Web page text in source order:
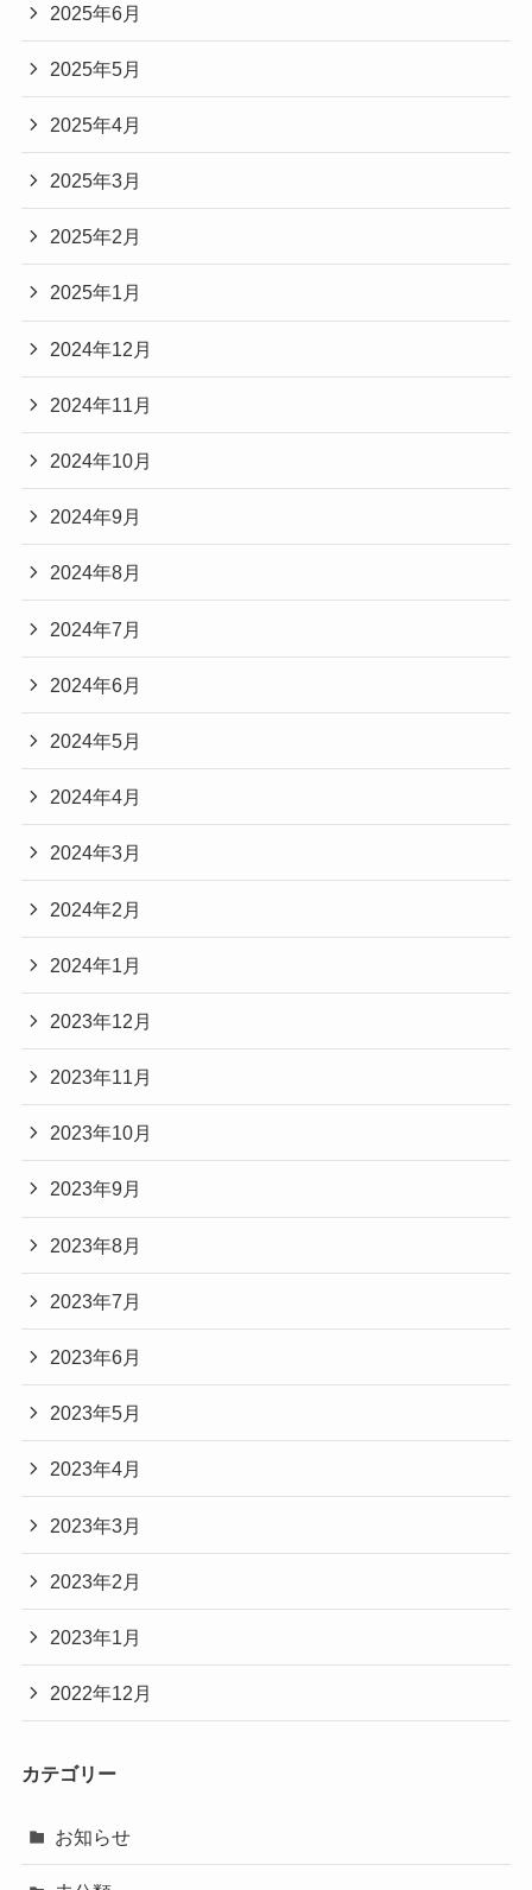
2025年6月
2025年5月
2025年4月
2025年3月
2025年2月
2025年1月
2024年12月
2024年11月
2024年10月
2024年9月
2024年8月
2024年7月
2024年6月
2024年5月
2024年4月
2024年3月
2024年2月
2024年1月
2023年12月
2023年11月
2023年10月
2023年9月
2023年8月
2023年7月
2023年6月
2023年5月
2023年4月
2023年3月
2023年2月
2023年1月
2022年12月
カテゴリー
お知らせ